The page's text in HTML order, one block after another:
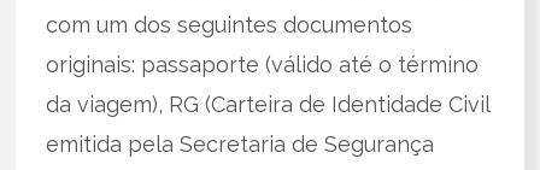
com um dos seguintes documentos
originais: passaporte (válido até o término
da viagem), RG (Carteira de Identidade Civil
emitida pela Secretaria de Segurança